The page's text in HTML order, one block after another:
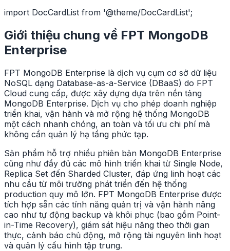
import DocCardList from '@theme/DocCardList';
Giới thiệu chung về FPT MongoDB
Enterprise
FPT MongoDB Enterprise là dịch vụ cụm cơ sở dữ liệu
NoSQL dạng Database-as-a-Service (DBaaS) do FPT
Cloud cung cấp, được xây dựng dựa trên nền tảng
MongoDB Enterprise. Dịch vụ cho phép doanh nghiệp
triển khai, vận hành và mở rộng hệ thống MongoDB
một cách nhanh chóng, an toàn và tối ưu chi phí mà
không cần quản lý hạ tầng phức tạp.
Sản phẩm hỗ trợ nhiều phiên bản MongoDB Enterprise
cũng như đầy đủ các mô hình triển khai từ Single Node,
Replica Set đến Sharded Cluster, đáp ứng linh hoạt các
nhu cầu từ môi trường phát triển đến hệ thống
production quy mô lớn. FPT MongoDB Enterprise được
tích hợp sẵn các tính năng quản trị và vận hành nâng
cao như tự động backup và khôi phục (bao gồm Point-
in-Time Recovery), giám sát hiệu năng theo thời gian
thực, cảnh báo chủ động, mở rộng tài nguyên linh hoạt
và quản lý cấu hình tập trung.